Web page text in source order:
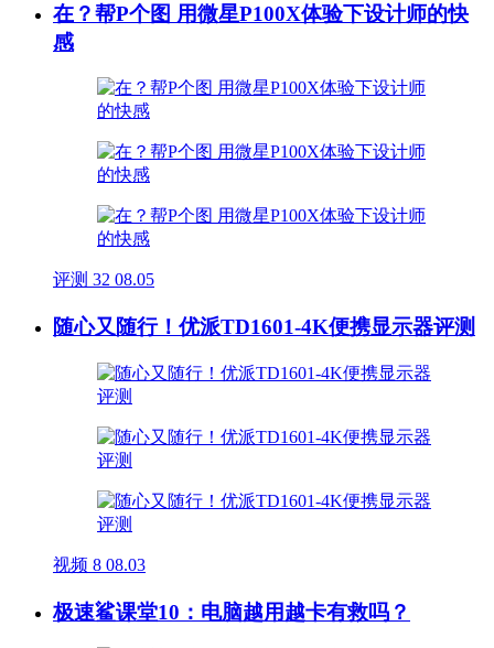
在？帮P个图 用微星P100X体验下设计师的快
感
评测 32 08.05
随心又随行！优派TD1601-4K便携显示器评测
视频 8 08.03
极速鲨课堂10：电脑越用越卡有救吗？